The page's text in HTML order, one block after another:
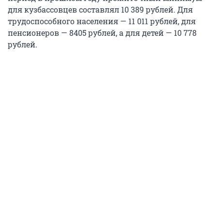
для кузбассовцев составлял 10 389 рублей. Для
трудоспособного населения — 11 011 рублей, для
пенсионеров — 8405 рублей, а для детей — 10 778
рублей.